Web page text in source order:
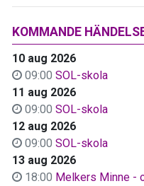
KOMMANDE
10 aug 2026
09:00 SOL-skola
11 aug 2026
09:00 SOL-skola
12 aug 2026
09:00 SOL-skola
13 aug 2026
18:00 Melkers Minne -